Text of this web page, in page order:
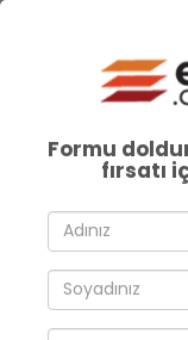
Formu
fırsatı